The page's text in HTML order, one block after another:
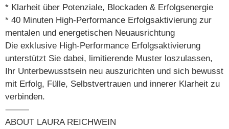
* Klarheit über Potenziale, Blockaden & Erfolgsenergie
* 40 Minuten High-Performance Erfolgsaktivierung zur
mentalen und energetischen Neuausrichtung
Die exklusive High-Performance Erfolgsaktivierung
unterstützt Sie dabei, limitierende Muster loszulassen,
Ihr Unterbewusstsein neu auszurichten und sich bewusst
mit Erfolg, Fülle, Selbstvertrauen und innerer Klarheit zu
verbinden.
⸻
ABOUT LAURA REICHWEIN